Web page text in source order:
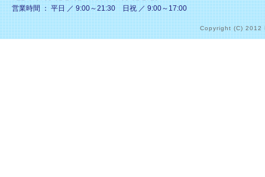
営業時間 ： 平日 ／ 9:00～21:30 日祝 ／ 9:00～17:00
Copyright (C) 2012